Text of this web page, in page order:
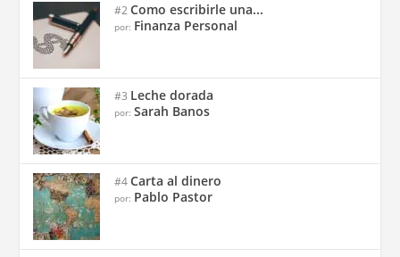
#2Como escribirle una...
por: Finanza Personal
#3 Leche dorada
por:Sarah Banos
#4Carta al dinero
por: Pablo Pastor